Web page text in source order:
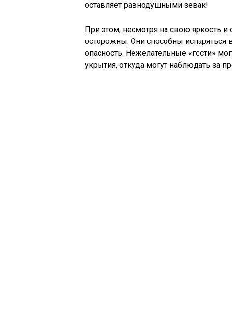
оставляет равнодушными зевак!
При этом, несмотря на свою яркость
осторожны. Они способны испаряться
опасность. Нежелательные «гости»
укрытия, откуда могут наблюдать за